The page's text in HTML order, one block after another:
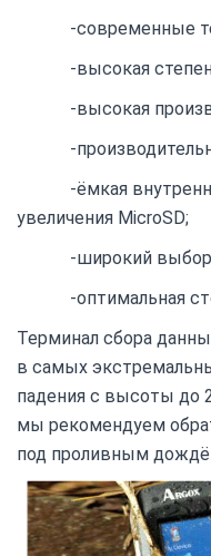
-современные
-высокая степень
-высокая
-
-ёмкая
увеличения MicroSD;
-широкий выбор
-оптимальная
Терминал сбора
в самых
падения с высоты до
мы рекомендуем
под проливным